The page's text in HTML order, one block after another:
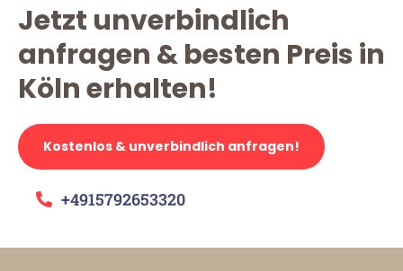
Jetzt unverbindlich
anfragen & besten Preis in
Köln erhalten!
Kostenlos & unverbindlich anfragen!
+4915792653320